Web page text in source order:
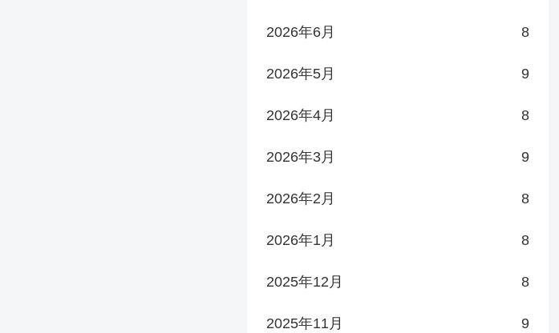
2026年6月 8
2026年5月 9
2026年4月 8
2026年3月 9
2026年2月 8
2026年1月 8
2025年12月 8
2025年11月 9